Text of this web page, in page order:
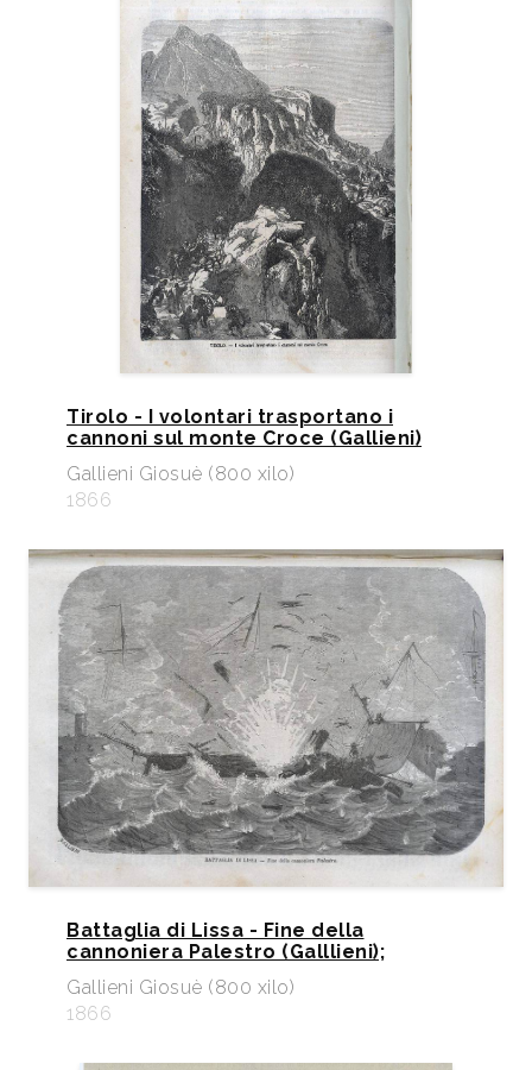
Tirolo - I volontari trasportano i
cannoni sul monte Croce (Gallieni)
Gallieni Giosuè (800 xilo)
1866
Battaglia di Lissa - Fine della
cannoniera Palestro (Galllieni);
Gallieni Giosuè (800 xilo)
1866